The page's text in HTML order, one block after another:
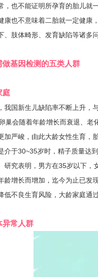
，也不能证明所孕育的胎儿就
康也不意味着二胎就一定健康
、肢体畸形、发育缺陷等诸多
做基因检测的五类人群
庭
国新生儿缺陷率不断上升，与
巢会随着年龄增长而衰退、老
加严峻，由此大龄女性生育，
于30~35岁时，精子质量达到
研究表明，男方在35岁以下，
龄增长而增加，迄今为止已发
不良生育风险，大龄家庭通过
异常人群